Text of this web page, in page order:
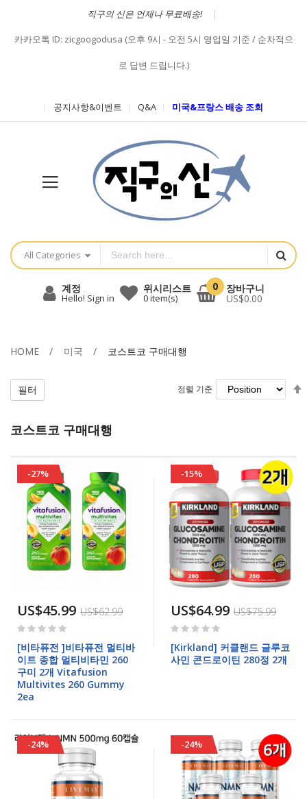
직구의 신은 언제나 무료배송!
카카오톡 ID: zicgoogodusa (오후 9시 - 오전 5시 영업일 기준 / 순차적으
로 답변 드립니다.)
공지사항&이벤트 Q&A 미국&프랑스 배송 조회
All Categories
계정
Hello! Sign in
위시리스트
0item(s)
0 장바구니
US$0.00
HOME 미국 코스트코 구매대행
코스트코 구매대행
정렬 기준
-27%
US$45.99 US$62.99
Rating:
[비타퓨전 ]비타퓨전 멀티바
이트 종합 멀티비타민 260
구미 2개 Vitafusion
Multivites 260 Gummy
2ea
-15%
US$64.99 US$75.99
Rating:
[Kirkland] 커클랜드 글루코
사민 콘드로이틴 280정 2개
-24% -24%
정렬 기준
필터